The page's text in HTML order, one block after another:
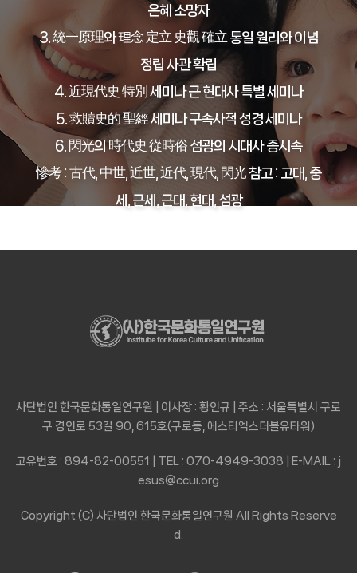
은혜 소망자
3. 統一原理와 理念 定立 史觀 確立 통일 원리와 이념
정립 사관 확립
4. 近現代史 特別 세미나 근 현대사 특별 세미나
5. 救贖史的 聖經 세미나 구속사적 성경 세미나
6. 閃光의 時代史 從時俗 섬광의 시대사 종시속
慘考 : 古代, 中世, 近世, 近代, 現代, 閃光 참고 : 고대, 중
세, 근세, 근대, 현대, 섬광
사단법인 한국문화통일연구원 | 이사장 : 황인규 | 주소 : 서울특별시 구로
구 경인로 53길 90, 615호(구로동, 에스티엑스더블유타워)
고유번호 : 894-82-00551 | TEL : 070-4949-3038 | E-MAIL : j
esus@ccui.org
Copyright (C) 사단법인 한국문화통일연구원 All Rights Reserve
d.